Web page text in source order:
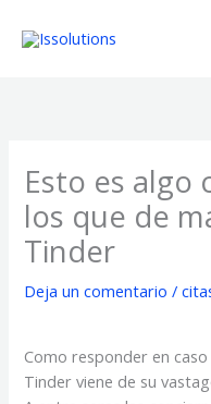
Esto es algo
los que de
Tinder
Deja un comentario /
Como responder en
Tinder viene de su